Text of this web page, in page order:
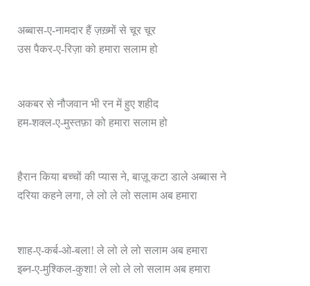
अब्बास-ए-नामदार हैं ज़ख़्मों से चूर चूर
उस पैकर-ए-रिज़ा को हमारा सलाम हो
अकबर से नौजवान भी रन में हुए शहीद
हम-शक्ल-ए-मुस्तफ़ा को हमारा सलाम हो
हैरान किया बच्चों की प्यास ने, बाज़ू कटा डाले अब्बास ने
दरिया कहने लगा, ले लो ले लो सलाम अब हमारा
शाह-ए-कर्ब-ओ-बला! ले लो ले लो सलाम अब हमारा
इब्न-ए-मुश्किल-कुशा! ले लो ले लो सलाम अब हमारा